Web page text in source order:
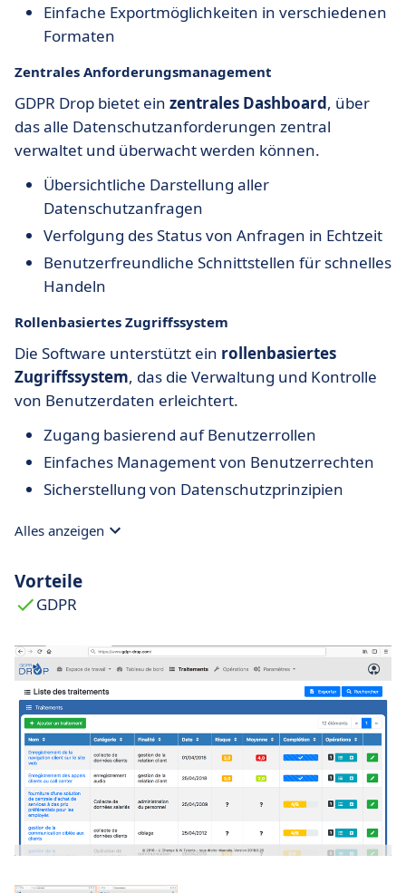
Einfache Exportmöglichkeiten in verschiedenen
Formaten
Zentrales Anforderungsmanagement
GDPR Drop bietet ein zentrales Dashboard, über
das alle Datenschutzanforderungen zentral
verwaltet und überwacht werden können.
Übersichtliche Darstellung aller
Datenschutzanfragen
Verfolgung des Status von Anfragen in Echtzeit
Benutzerfreundliche Schnittstellen für schnelles
Handeln
Rollenbasiertes Zugriffssystem
Die Software unterstützt ein rollenbasiertes
Zugriffssystem, das die Verwaltung und Kontrolle
von Benutzerdaten erleichtert.
Zugang basierend auf Benutzerrollen
Einfaches Management von Benutzerrechten
Sicherstellung von Datenschutzprinzipien
Alles anzeigen
Vorteile
GDPR